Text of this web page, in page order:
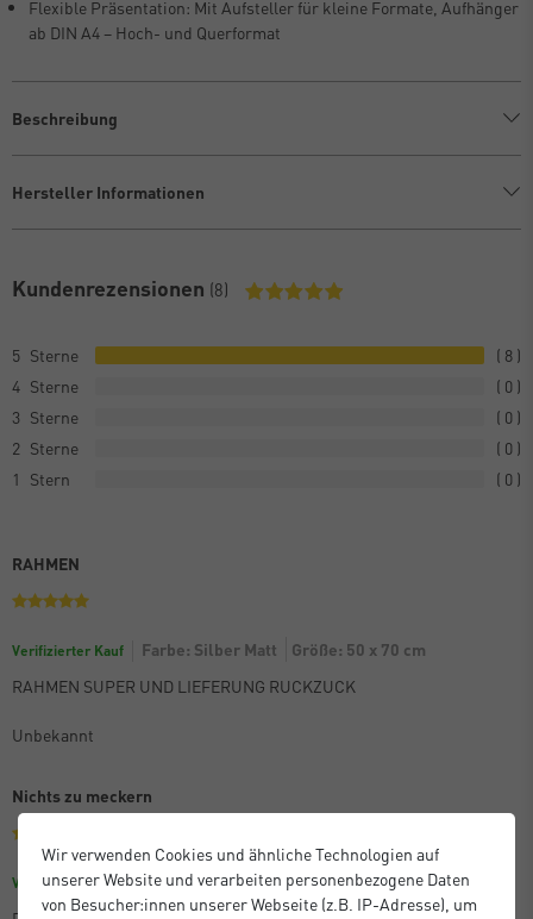
Flexible Präsentation: Mit Aufsteller für kleine Formate, Aufhänger
ab DIN A4 – Hoch- und Querformat
Beschreibung
Hersteller Informationen
Kundenrezensionen (8)
5
8
4
0
3
0
2
0
1
0
RAHMEN
Verifizierter Kauf Farbe: Silber Matt
Größe: 50 x 70 cm
RAHMEN SUPER UND LIEFERUNG RUCKZUCK
Unbekannt
Nichts zu meckern
Verifizierter Kauf Größe: 30 x 40 cm
Farbe: Eloxal Schwarz Matt
Wir verwenden Cookies und ähnliche Technologien auf
unserer Website und verarbeiten personenbezogene Daten
von Besucher:innen unserer Webseite (z.B. IP-Adresse), um